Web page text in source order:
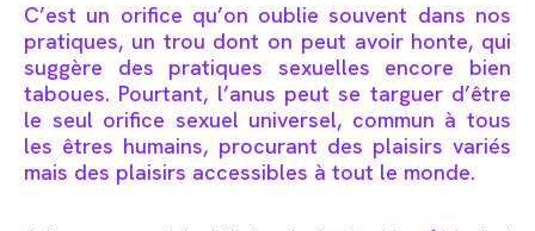
C’est un orifice qu’on oublie souvent dans nos
pratiques, un trou dont on peut avoir honte, qui
suggère des pratiques sexuelles encore bien
taboues. Pourtant, l’anus peut se targuer d’être
le seul orifice sexuel universel, commun à tous
les êtres humains, procurant des plaisirs variés
mais des plaisirs accessibles à tout le monde.